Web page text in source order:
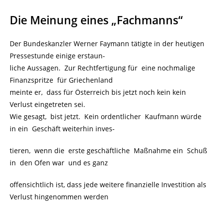
Die Meinung eines „Fachmanns“
Der Bundeskanzler Werner Faymann tätigte in der heutigen
Pressestunde einige erstaun-
liche Aussagen. Zur Rechtfertigung für eine nochmalige
Finanzspritze für Griechenland
meinte er, dass für Österreich bis jetzt noch kein kein
Verlust eingetreten sei.
Wie gesagt, bist jetzt. Kein ordentlicher Kaufmann würde
in ein Geschäft weiterhin inves-
tieren, wenn die erste geschäftliche Maßnahme ein Schuß
in den Ofen war und es ganz
offensichtlich ist, dass jede weitere finanzielle Investition als
Verlust hingenommen werden